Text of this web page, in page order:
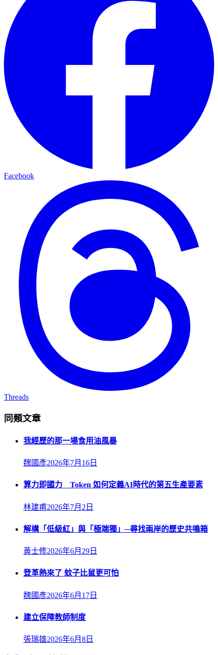
Facebook
Threads
同類文章
我經歷的那一場食用油風暴
魏國彥2026年7月16日
算力即國力 Token 如何定義AI時代的第五生產要素
林建甫2026年7月2日
解構「低級紅」與「極端獨」─尋找兩岸的歷史共鳴箱
黃士修2026年6月29日
登革熱來了 蚊子比鼠更可怕
魏國彥2026年6月17日
建立保障教師制度
張瑞雄2026年6月8日